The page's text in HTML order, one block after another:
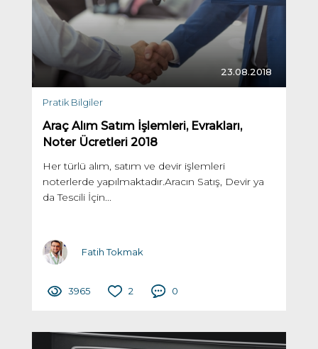
23.08.2018
Pratik Bilgiler
Araç Alım Satım İşlemleri, Evrakları,
Noter Ücretleri 2018
Her türlü alım, satım ve devir işlemleri
noterlerde yapılmaktadır.Aracın Satış, Devir ya
da Tescili İçin...
Fatih Tokmak
3965 2 0